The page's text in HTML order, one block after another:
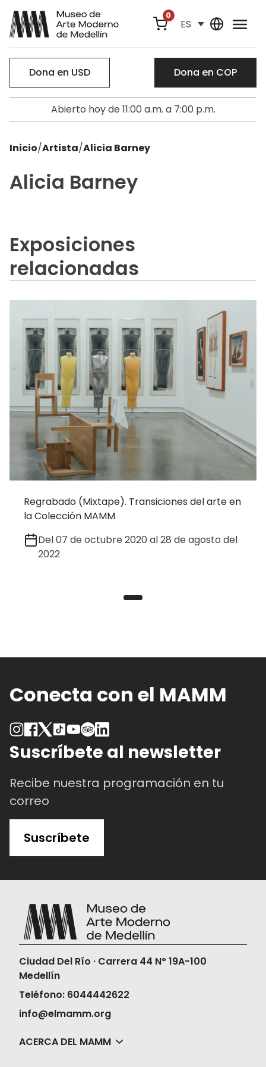
0
ES
Dona en USD Dona en COP
Abierto hoy de 11:00 a.m. a 7:00 p.m.
Inicio/Artista/Alicia Barney
Alicia Barney
Exposiciones
relacionadas
Regrabado (Mixtape). Transiciones del arte en
la Colección MAMM
Del 07 de octubre 2020 al 28 de agosto del
2022
Conecta con el MAMM
Suscríbete al newsletter
Recibe nuestra programación en tu
correo
Suscríbete
Ciudad Del Río · Carrera 44 N° 19A-100
Medellín
Teléfono: 6044442622
info@elmamm.org
ACERCA DEL MAMM